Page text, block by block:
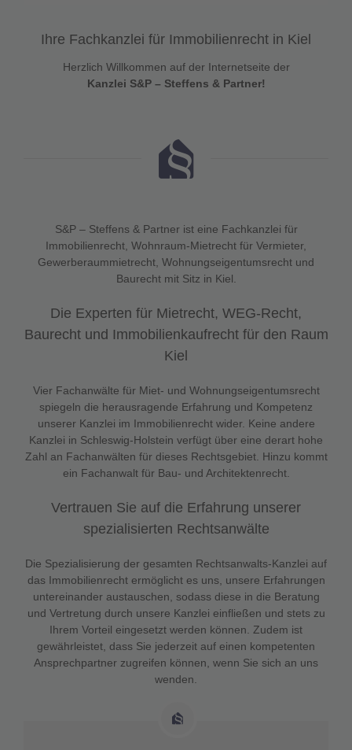
Ihre Fachkanzlei für Immobilienrecht in Kiel
Herzlich Willkommen auf der Internetseite der
Kanzlei S&P – Steffens & Partner!
S&P – Steffens & Partner ist eine Fachkanzlei für
Immobilienrecht, Wohnraum-Mietrecht für Vermieter,
Gewerberaummietrecht, Wohnungseigentumsrecht und
Baurecht mit Sitz in Kiel.
Die Experten für Mietrecht, WEG-Recht,
Baurecht und Immobilienkaufrecht für den Raum
Kiel
Vier Fachanwälte für Miet- und Wohnungseigentumsrecht
spiegeln die herausragende Erfahrung und Kompetenz
unserer Kanzlei im Immobilienrecht wider. Keine andere
Kanzlei in Schleswig-Holstein verfügt über eine derart hohe
Zahl an Fachanwälten für dieses Rechtsgebiet. Hinzu kommt
ein Fachanwalt für Bau- und Architektenrecht.
Vertrauen Sie auf die Erfahrung unserer
spezialisierten Rechtsanwälte
Die Spezialisierung der gesamten Rechtsanwalts-Kanzlei auf
das Immobilienrecht ermöglicht es uns, unsere Erfahrungen
untereinander austauschen, sodass diese in die Beratung
und Vertretung durch unsere Kanzlei einfließen und stets zu
Ihrem Vorteil eingesetzt werden können. Zudem ist
gewährleistet, dass Sie jederzeit auf einen kompetenten
Ansprechpartner zugreifen können, wenn Sie sich an uns
wenden.